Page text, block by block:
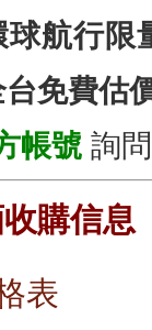
航行限
免費估
帳號 詢
購信息
表